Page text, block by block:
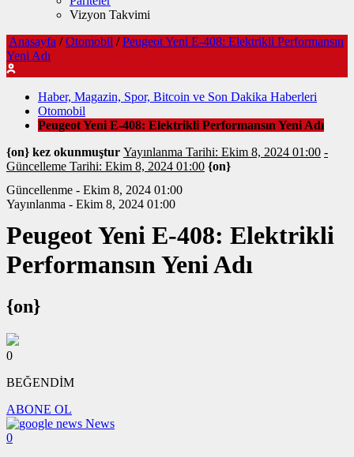
Vizyon Takvimi
Anasayfa / Otomobil / Peugeot Yeni E-408: Elektrikli Performansın
Yeni Adı
Haber, Magazin, Spor, Bitcoin ve Son Dakika Haberleri
Otomobil
Peugeot Yeni E-408: Elektrikli Performansın Yeni Adı
{on} kez okunmuştur Yayınlanma Tarihi: Ekim 8, 2024 01:00 -
Güncelleme Tarihi: Ekim 8, 2024 01:00 {on}
Güncellenme - Ekim 8, 2024 01:00
Yayınlanma - Ekim 8, 2024 01:00
Peugeot Yeni E-408: Elektrikli
Performansın Yeni Adı
{on}
0
BEĞENDİM
ABONE OL
News
0